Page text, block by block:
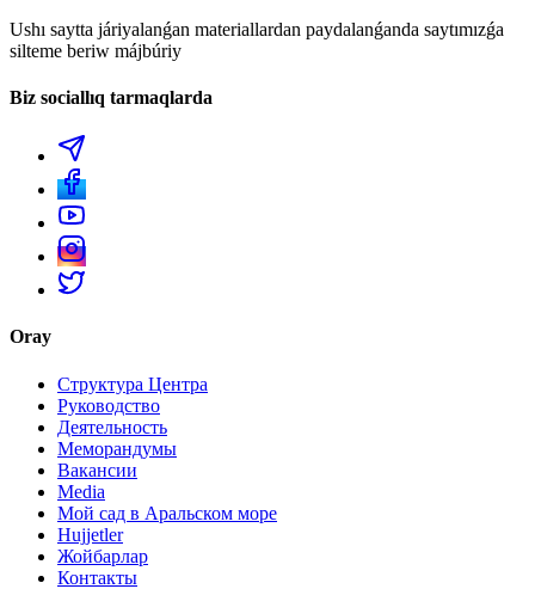
Ushı saytta járiyalanǵan materiallardan paydalanǵanda saytımızǵa
silteme beriw májbúriy
Biz sociallıq tarmaqlarda
Oray
Структура Центра
Руководство
Деятельность
Меморандумы
Вакансии
Media
Мой сад в Аральском море
Hujjetler
Жойбарлар
Контакты